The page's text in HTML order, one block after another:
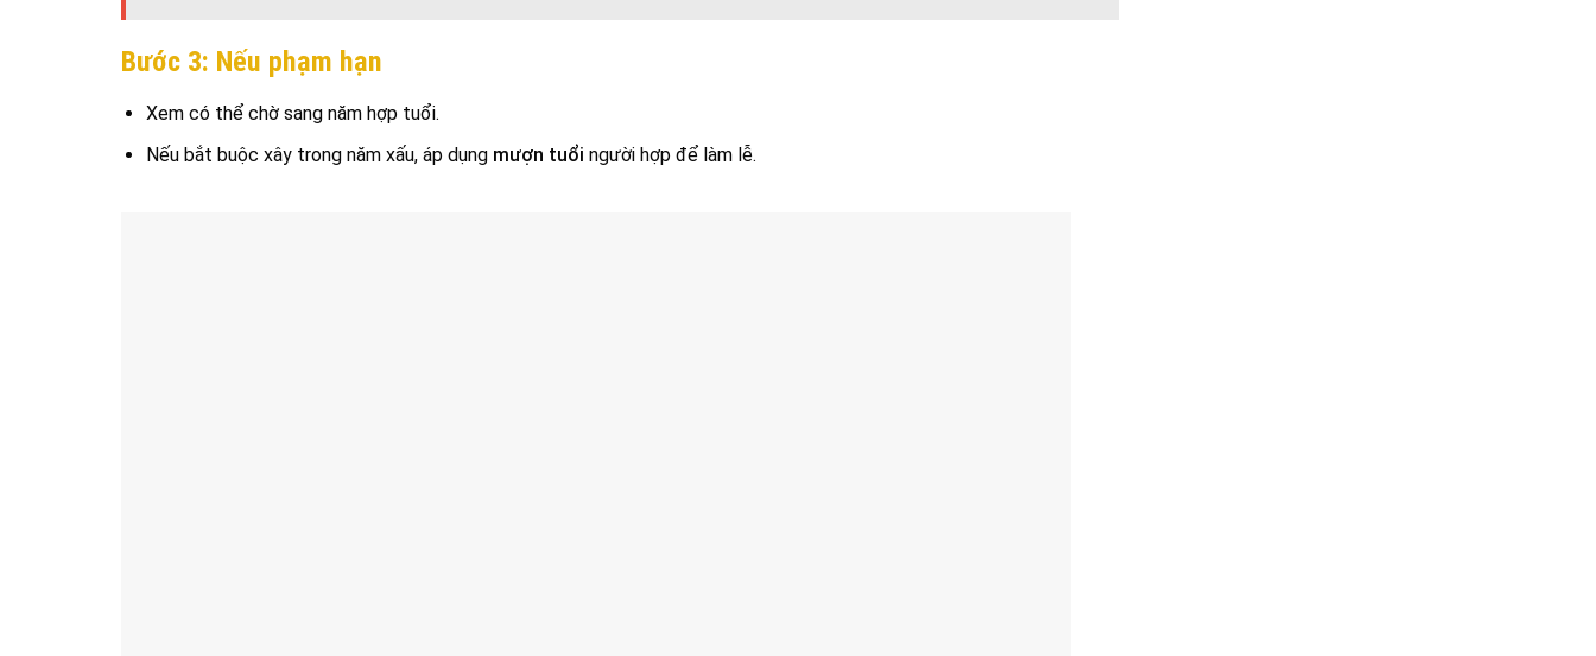
Bước 3: Nếu phạm hạn
Xem có thể chờ sang năm hợp tuổi.
Nếu bắt buộc xây trong năm xấu, áp dụng mượn tuổi người hợp để làm lễ.